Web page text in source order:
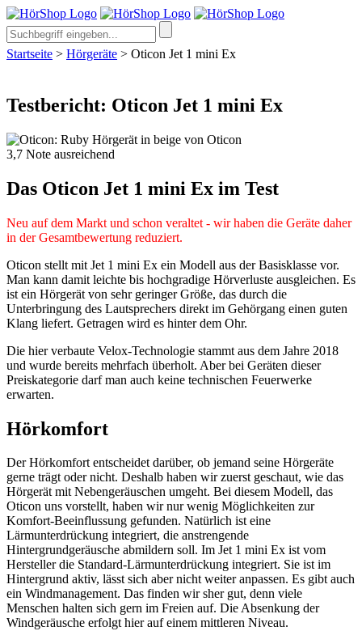
Startseite > Hörgeräte > Oticon Jet 1 mini Ex
Testbericht: Oticon Jet 1 mini Ex
3,7 Note ausreichend
Das Oticon Jet 1 mini Ex im Test
Neu auf dem Markt und schon veraltet - wir haben die Geräte daher
in der Gesamtbewertung reduziert.
Oticon stellt mit Jet 1 mini Ex ein Modell aus der Basisklasse vor.
Man kann damit leichte bis hochgradige Hörverluste ausgleichen. Es
ist ein Hörgerät von sehr geringer Größe, das durch die
Unterbringung des Lautsprechers direkt im Gehörgang einen guten
Klang liefert. Getragen wird es hinter dem Ohr.
Die hier verbaute Velox-Technologie stammt aus dem Jahre 2018
und wurde bereits mehrfach überholt. Aber bei Geräten dieser
Preiskategorie darf man auch keine technischen Feuerwerke
erwarten.
Hörkomfort
Der Hörkomfort entscheidet darüber, ob jemand seine Hörgeräte
gerne trägt oder nicht. Deshalb haben wir zuerst geschaut, wie das
Hörgerät mit Nebengeräuschen umgeht. Bei diesem Modell, das
Oticon uns vorstellt, haben wir nur wenig Möglichkeiten zur
Komfort-Beeinflussung gefunden. Natürlich ist eine
Lärmunterdrückung integriert, die anstrengende
Hintergrundgeräusche abmildern soll. Im Jet 1 mini Ex ist vom
Hersteller die Standard-Lärmunterdrückung integriert. Sie ist im
Hintergrund aktiv, lässt sich aber nicht weiter anpassen. Es gibt auch
ein Windmanagement. Das finden wir sher gut, denn viele
Menschen halten sich gern im Freien auf. Die Absenkung der
Windgeräusche erfolgt hier auf einem mittleren Niveau.